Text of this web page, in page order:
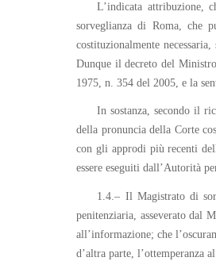
L’indicata attribuzione,
sorveglianza di Roma, che
costituzionalmente
Dunque il decreto del
1975, n. 354 del 2005, e la
In sostanza, secondo il
della pronuncia della Corte
con gli approdi più recenti
essere eseguiti dall’Autorità
1.4.– Il Magistrato di
penitenziaria, asseverato dal
all’informazione; che
d’altra parte, l’ottemperanza